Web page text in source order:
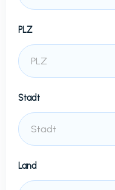
PLZ
Stadt
Land